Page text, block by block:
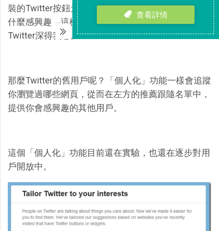
裝的Twitter按鈕元件），從而知道這位新用戶到底對
什麼感興趣，這樣的推薦內容讓新用戶第一眼就感覺
Twitter深得我心。
那麼Twitter的舊用戶呢？「個人化」功能一樣會追蹤
你瀏覽過哪些網頁，從而在左方的推薦跟隨名單中，
提供你會感興趣的其他用戶。
這個「個人化」功能目前還在實驗，也還在逐步對用
戶開放中。